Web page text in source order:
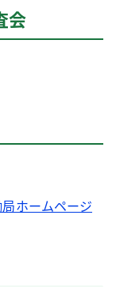
会
ホームページ